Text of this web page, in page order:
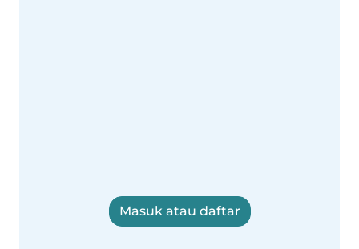
Masuk atau daftar